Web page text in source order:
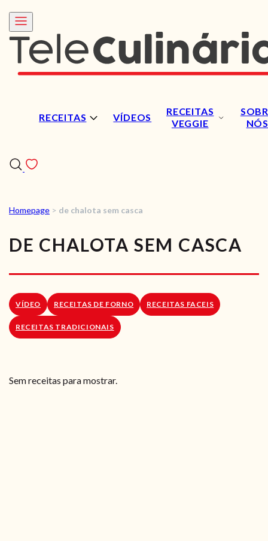
RECEITAS VÍDEOS
RECEITAS
VEGGIE
NÓS
RECEITAS
VÍDEOS
RECEITAS VEGGIE
SOBRE NÓS
LOJA ONLINE
Homepage > de chalota sem casca
DE CHALOTA SEM CASCA
VÍDEO RECEITAS DE FORNO RECEITAS FACEIS
RECEITAS TRADICIONAIS
Sem receitas para mostrar.